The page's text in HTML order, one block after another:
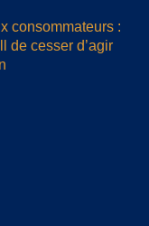
consommateurs :
de cesser d’agir